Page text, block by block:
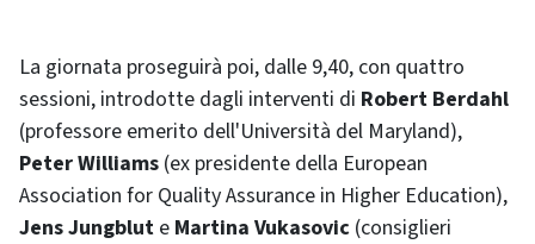
La giornata proseguirà poi, dalle 9,40, con quattro
sessioni, introdotte dagli interventi di Robert Berdahl
(professore emerito dell'Università del Maryland),
Peter Williams (ex presidente della European
Association for Quality Assurance in Higher Education),
Jens Jungblut e Martina Vukasovic (consiglieri